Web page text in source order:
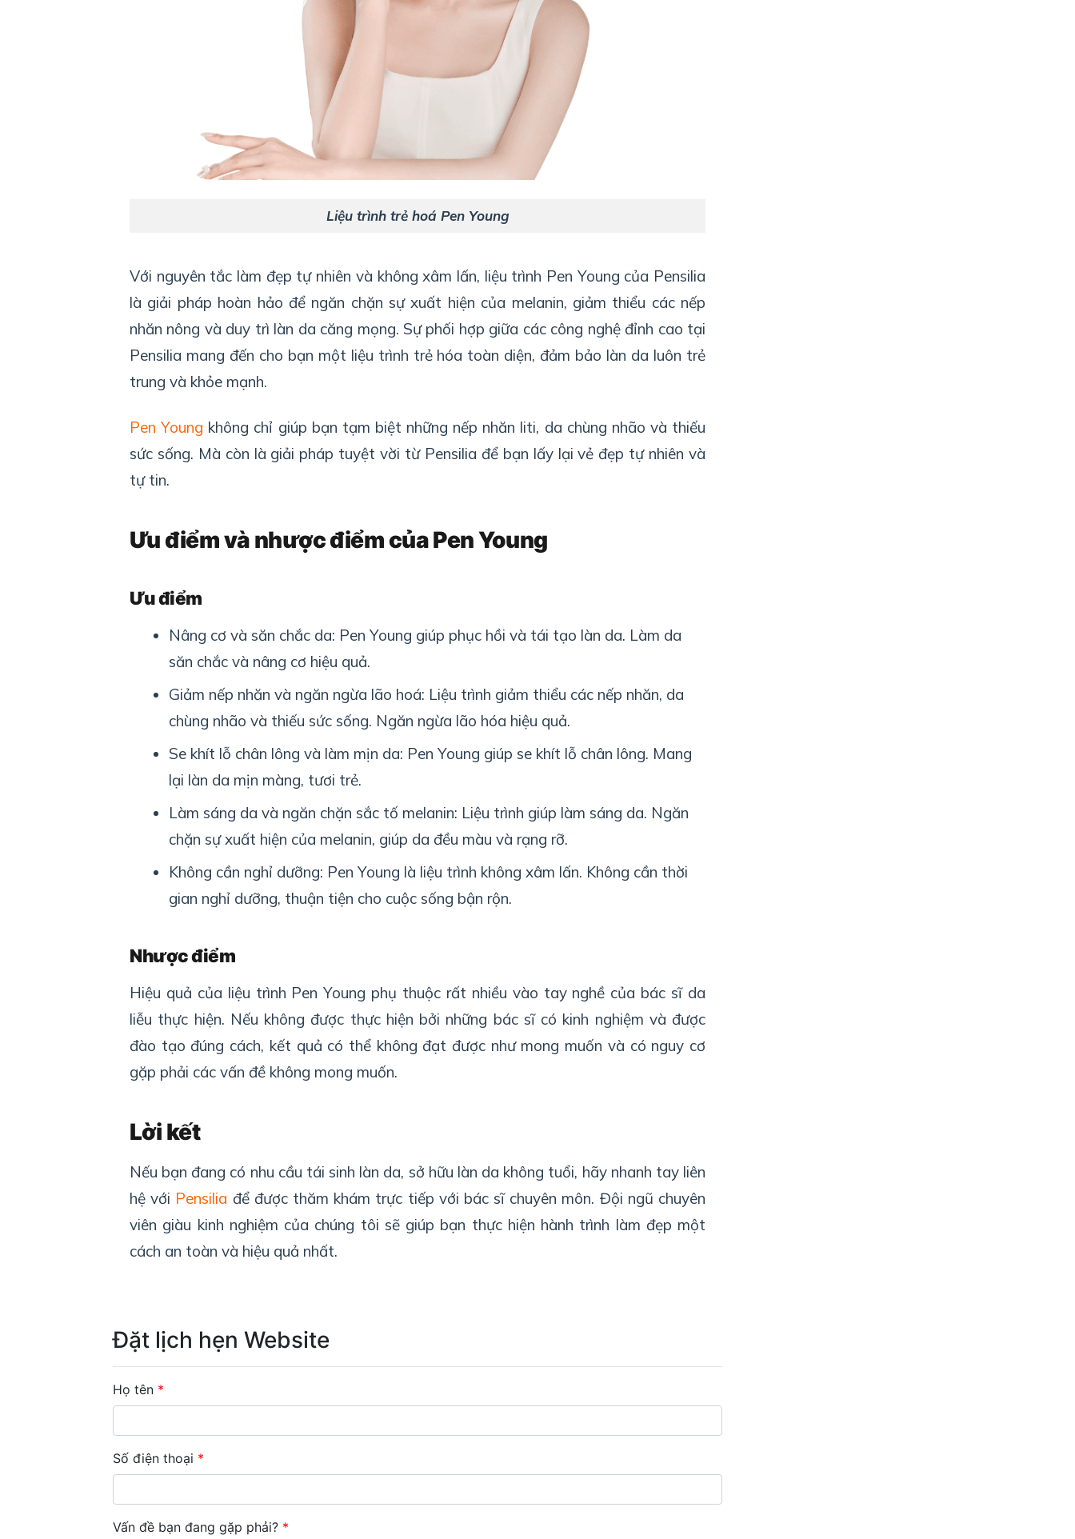
Liệu trình trẻ hoá Pen Young
Với nguyên tắc làm đẹp tự nhiên và không xâm lấn, liệu trình Pen Young của Pensilia
là giải pháp hoàn hảo để ngăn chặn sự xuất hiện của melanin, giảm thiểu các nếp
nhăn nông và duy trì làn da căng mọng. Sự phối hợp giữa các công nghệ đỉnh cao tại
Pensilia mang đến cho bạn một liệu trình trẻ hóa toàn diện, đảm bảo làn da luôn trẻ
trung và khỏe mạnh.
Pen Young không chỉ giúp bạn tạm biệt những nếp nhăn liti, da chùng nhão và thiếu
sức sống. Mà còn là giải pháp tuyệt vời từ Pensilia để bạn lấy lại vẻ đẹp tự nhiên và
tự tin.
Ưu điểm và nhược điểm của Pen Young
Ưu điểm
Nâng cơ và săn chắc da: Pen Young giúp phục hồi và tái tạo làn da. Làm da
săn chắc và nâng cơ hiệu quả.
Giảm nếp nhăn và ngăn ngừa lão hoá: Liệu trình giảm thiểu các nếp nhăn, da
chùng nhão và thiếu sức sống. Ngăn ngừa lão hóa hiệu quả.
Se khít lỗ chân lông và làm mịn da: Pen Young giúp se khít lỗ chân lông. Mang
lại làn da mịn màng, tươi trẻ.
Làm sáng da và ngăn chặn sắc tố melanin: Liệu trình giúp làm sáng da. Ngăn
chặn sự xuất hiện của melanin, giúp da đều màu và rạng rỡ.
Không cần nghỉ dưỡng: Pen Young là liệu trình không xâm lấn. Không cần thời
gian nghỉ dưỡng, thuận tiện cho cuộc sống bận rộn.
Nhược điểm
Hiệu quả của liệu trình Pen Young phụ thuộc rất nhiều vào tay nghề của bác sĩ da
liễu thực hiện. Nếu không được thực hiện bởi những bác sĩ có kinh nghiệm và được
đào tạo đúng cách, kết quả có thể không đạt được như mong muốn và có nguy cơ
gặp phải các vấn đề không mong muốn.
Lời kết
Nếu bạn đang có nhu cầu tái sinh làn da, sở hữu làn da không tuổi, hãy nhanh tay liên
hệ với Pensilia để được thăm khám trực tiếp với bác sĩ chuyên môn. Đội ngũ chuyên
viên giàu kinh nghiệm của chúng tôi sẽ giúp bạn thực hiện hành trình làm đẹp một
cách an toàn và hiệu quả nhất.